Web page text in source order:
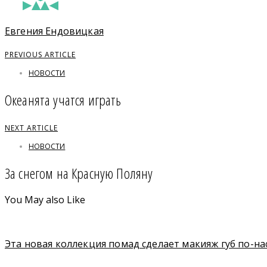
Евгения Ендовицкая
PREVIOUS ARTICLE
НОВОСТИ
Океанята учатся играть
NEXT ARTICLE
НОВОСТИ
За снегом на Красную Поляну
You May also Like
Эта новая коллекция помад сделает макияж губ по-